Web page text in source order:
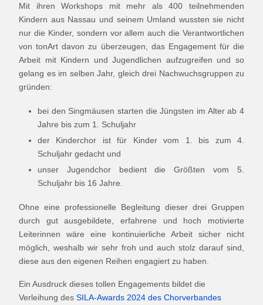
Mit ihren Workshops mit mehr als 400 teilnehmenden
Kindern aus Nassau und seinem Umland wussten sie nicht
nur die Kinder, sondern vor allem auch die Verantwortlichen
von tonArt davon zu überzeugen, das Engagement für die
Arbeit mit Kindern und Jugendlichen aufzugreifen und so
gelang es im selben Jahr, gleich drei Nachwuchsgruppen zu
gründen:
bei den Singmäusen starten die Jüngsten im Alter ab 4
Jahre bis zum 1. Schuljahr
der Kinderchor ist für Kinder vom 1. bis zum 4.
Schuljahr gedacht und
unser Jugendchor bedient die Größten vom 5.
Schuljahr bis 16 Jahre.
Ohne eine professionelle Begleitung dieser drei Gruppen
durch gut ausgebildete, erfahrene und hoch motivierte
Leiterinnen wäre eine kontinuierliche Arbeit sicher nicht
möglich, weshalb wir sehr froh und auch stolz darauf sind,
diese aus den eigenen Reihen engagiert zu haben.
Ein Ausdruck dieses tollen Engagements bildet die
Verleihung des SILA-Awards 2024 des Chorverbandes